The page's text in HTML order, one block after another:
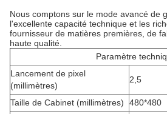
Nous comptons sur le mode avancé de
l'excellente capacité technique et les
fournisseur de matières premières, de
haute qualité.
Paramètre
Lancement de pixel
(millimètres)
2,5
Taille de Cabinet (millimètres)
480*480